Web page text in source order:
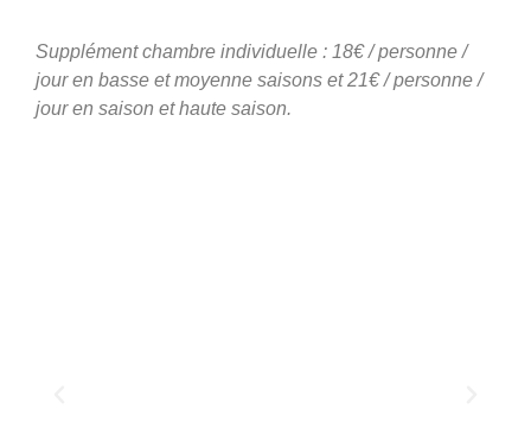
Supplément chambre individuelle : 18€ / personne /
jour en basse et moyenne saisons et 21€ / personne /
jour en saison et haute saison.